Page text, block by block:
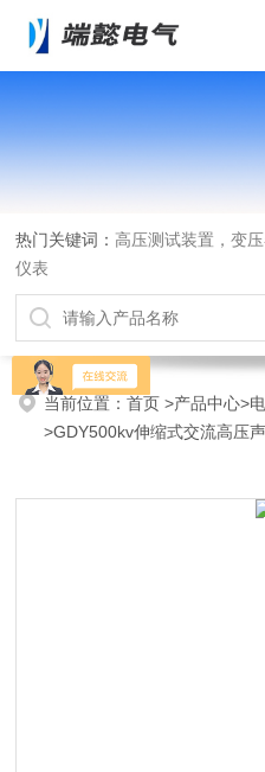
热门关键词： 高压测试装置，变
仪表
当前位置：首页>产品中心>
>GDY500kv伸缩式交流高压